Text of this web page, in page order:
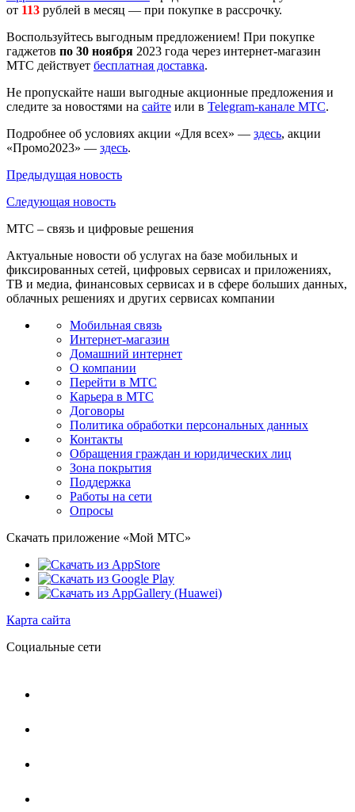
от 113 рублей в месяц — при покупке в рассрочку.
Воспользуйтесь выгодным предложением! При покупке
гаджетов по 30 ноября 2023 года через интернет-магазин
МТС действует бесплатная доставка.
Не пропускайте наши выгодные акционные предложения и
следите за новостями на сайте или в Telegram-канале МТС.
Подробнее об условиях акции «Для всех» — здесь, акции
«Промо2023» — здесь.
Предыдущая новость
Следующая новость
МТС – связь и цифровые решения
Актуальные новости об услугах на базе мобильных и
фиксированных сетей, цифровых сервисах и приложениях,
ТВ и медиа, финансовых сервисах и в сфере больших данных,
облачных решениях и других сервисах компании
Мобильная связь
Интернет-магазин
Домашний интернет
О компании
Перейти в МТС
Карьера в МТС
Договоры
Политика обработки персональных данных
Контакты
Обращения граждан и юридических лиц
Зона покрытия
Поддержка
Работы на сети
Опросы
Скачать приложение «Мой МТС»
Карта сайта
Социальные сети